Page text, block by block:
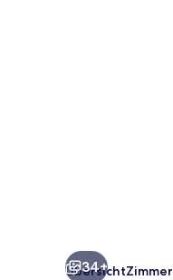
34+
ÜbersichtZimmer